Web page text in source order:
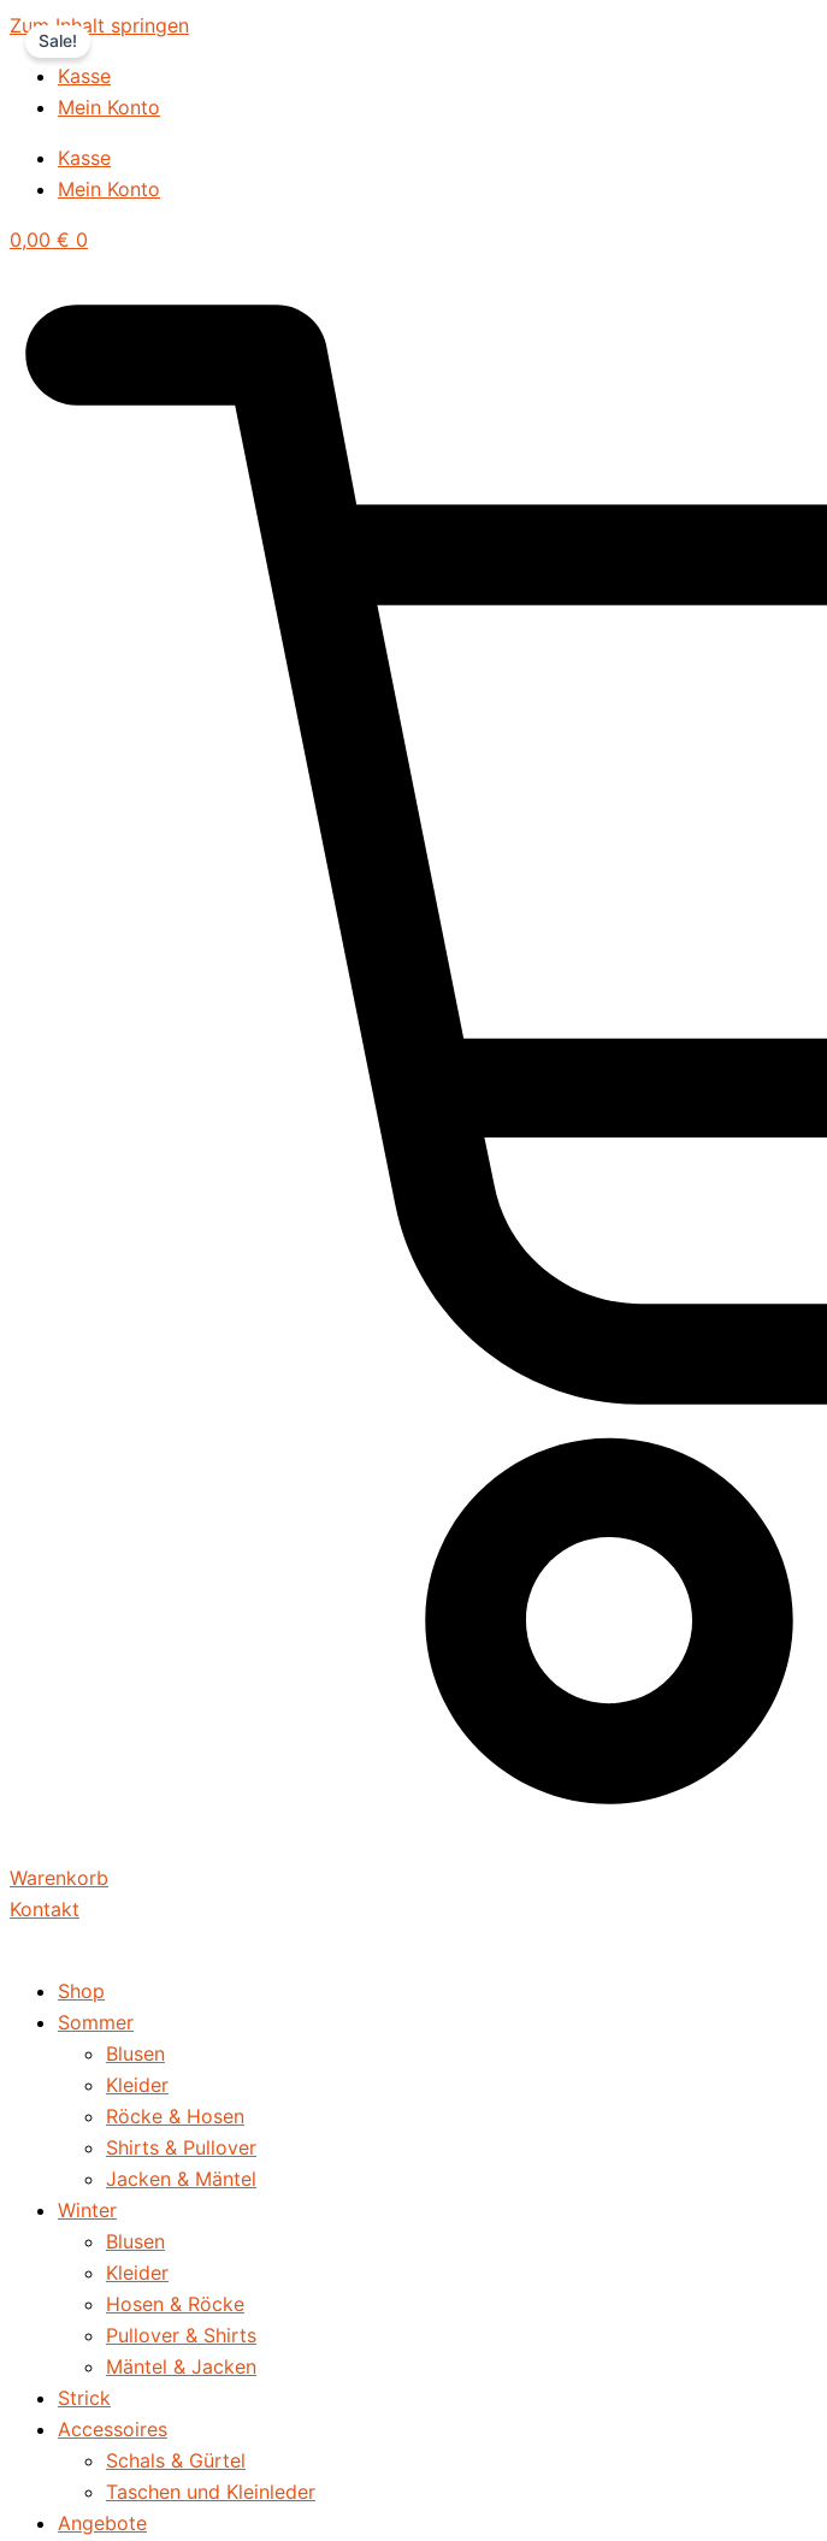
Zum Inhalt springen
Kasse
Mein Konto
Kasse
Mein Konto
0,00 € 0
Warenkorb
Kontakt
Shop
Sommer
Blusen
Kleider
Röcke & Hosen
Shirts & Pullover
Jacken & Mäntel
Winter
Blusen
Kleider
Hosen & Röcke
Pullover & Shirts
Mäntel & Jacken
Strick
Accessoires
Schals & Gürtel
Taschen und Kleinleder
Angebote
Sale!